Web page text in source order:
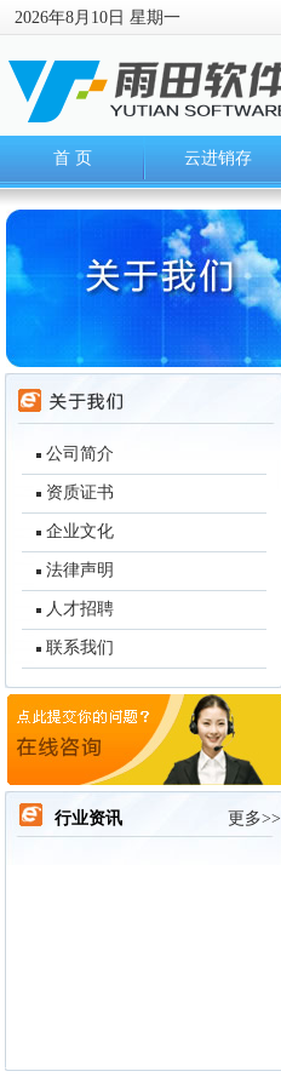
2026年8月10日 星期一
首 页 云进销存
公司简介
资质证书
企业文化
法律声明
人才招聘
联系我们
行业资讯 更多>>